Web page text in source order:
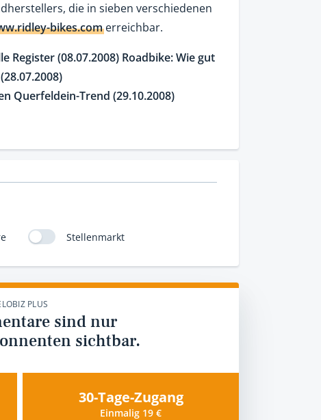
die in sieben verschiedenen
bikes.comerreichbar.
Register (08.07.2008) Roadbike: Wie gut
Querfeldein-Trend (29.10.2008)
Stellenmarkt
PLUS
sind nur
sichtbar.
30-Tage-Zugang
Einmalig 19 €